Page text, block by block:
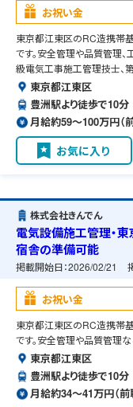
お祝い金
東京都江東区のRC造携帯
です。安全管理や品質管理
級電気工事施工管理技士、
東京都江東区
豊洲駅より徒歩で10分
月給約59〜100万円（
お気に入り
株式会社きんでん
電気設備施工管理・
宿舎の準備可能
掲載開始日：2026/02/21
お祝い金
東京都江東区のRC造携帯
です。安全管理や品質管理
東京都江東区
豊洲駅より徒歩で10分
月給約34〜41万円（前